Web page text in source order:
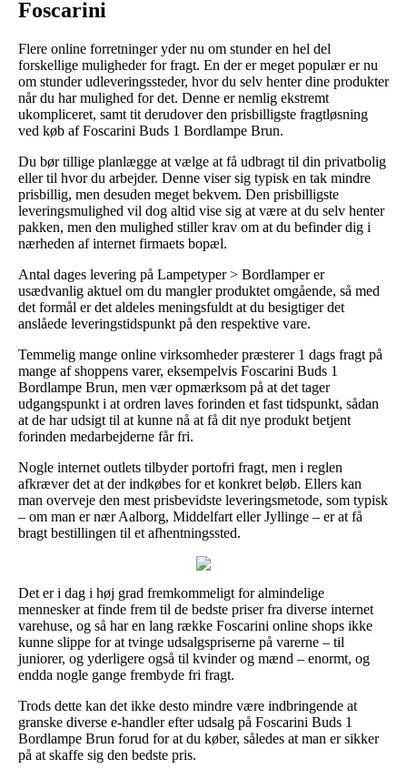
Foscarini
Flere online forretninger yder nu om stunder en hel del
forskellige muligheder for fragt. En der er meget populær er nu
om stunder udleveringssteder, hvor du selv henter dine produkter
når du har mulighed for det. Denne er nemlig ekstremt
ukompliceret, samt tit derudover den prisbilligste fragtløsning
ved køb af Foscarini Buds 1 Bordlampe Brun.
Du bør tillige planlægge at vælge at få udbragt til din privatbolig
eller til hvor du arbejder. Denne viser sig typisk en tak mindre
prisbillig, men desuden meget bekvem. Den prisbilligste
leveringsmulighed vil dog altid vise sig at være at du selv henter
pakken, men den mulighed stiller krav om at du befinder dig i
nærheden af internet firmaets bopæl.
Antal dages levering på Lampetyper > Bordlamper er
usædvanlig aktuel om du mangler produktet omgående, så med
det formål er det aldeles meningsfuldt at du besigtiger det
anslåede leveringstidspunkt på den respektive vare.
Temmelig mange online virksomheder præsterer 1 dags fragt på
mange af shoppens varer, eksempelvis Foscarini Buds 1
Bordlampe Brun, men vær opmærksom på at det tager
udgangspunkt i at ordren laves forinden et fast tidspunkt, sådan
at de har udsigt til at kunne nå at få dit nye produkt betjent
forinden medarbejderne får fri.
Nogle internet outlets tilbyder portofri fragt, men i reglen
afkræver det at der indkøbes for et konkret beløb. Ellers kan
man overveje den mest prisbevidste leveringsmetode, som typisk
– om man er nær Aalborg, Middelfart eller Jyllinge – er at få
bragt bestillingen til et afhentningssted.
Det er i dag i høj grad fremkommeligt for almindelige
mennesker at finde frem til de bedste priser fra diverse internet
varehuse, og så har en lang række Foscarini online shops ikke
kunne slippe for at tvinge udsalgspriserne på varerne – til
juniorer, og yderligere også til kvinder og mænd – enormt, og
endda nogle gange frembyde fri fragt.
Trods dette kan det ikke desto mindre være indbringende at
granske diverse e-handler efter udsalg på Foscarini Buds 1
Bordlampe Brun forud for at du køber, således at man er sikker
på at skaffe sig den bedste pris.